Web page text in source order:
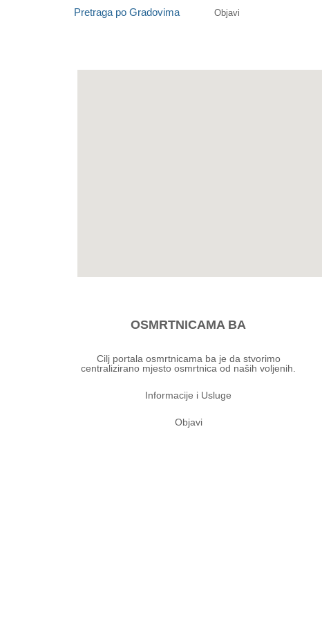
Pretraga po Gradovima Objavi
OSMRTNICAMA BA
Cilj portala osmrtnicama ba je da stvorimo
centralizirano mjesto osmrtnica od naših voljenih.
Informacije i Usluge
Objavi